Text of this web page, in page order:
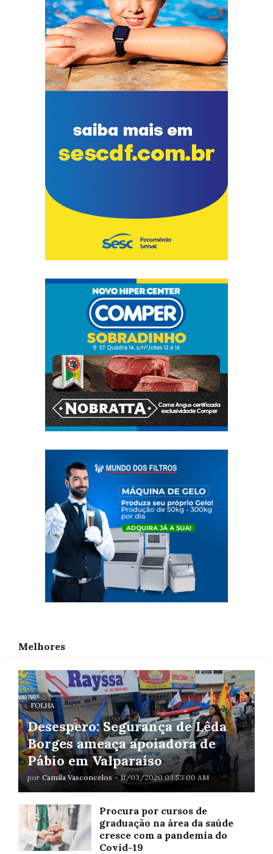
Melhores
FOLHA
Desespero: Segurança de Lêda
Borges ameaça apoiadora de
Pábio em Valparaíso
por Camila Vasconcelos - 11/03/2020 03:53:00 AM
Procura por cursos de
graduação na área da saúde
cresce com a pandemia do
Covid-19